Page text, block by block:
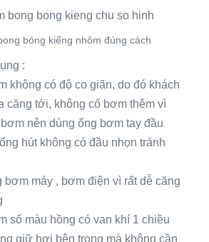
bóng kiếng nhôm đúng cách
:
không có độ co giãn, do đó khách
căng tới, không cố bơm thêm vì
nên dùng ống bơm tay đầu
hút không có đầu nhọn tránh
bơm máy , bơm điện vì rất dễ căng
số màu hồng có van khí 1 chiều
giữ hơi bên trong mà không cần